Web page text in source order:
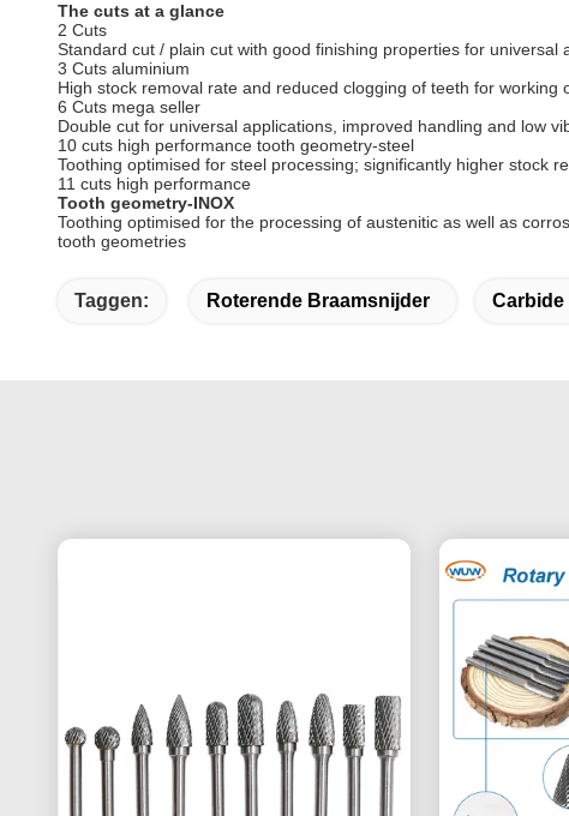
The cuts at a glance
2 Cuts
Standard cut / plain cut with good finishing properties for universal
3 Cuts aluminium
High stock removal rate and reduced clogging of teeth for
6 Cuts mega seller
Double cut for universal applications, improved handling and low
10 cuts high performance tooth geometry-steel
Toothing optimised for steel processing; significantly higher stock
11 cuts high performance
Tooth geometry-INOX
Toothing optimised for the processing of austenitic as well as
tooth geometries
Taggen: Roterende Braamsnijder Carbide